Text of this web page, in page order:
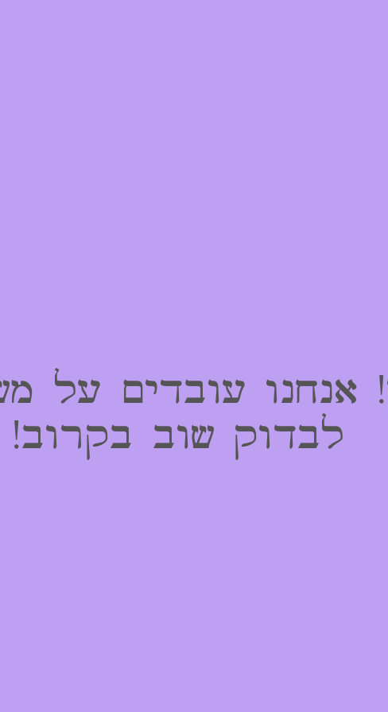
אנחנו עובדים על
לבדוק שוב בקרוב!